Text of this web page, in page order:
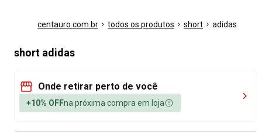
centauro.com.br todos os produtos short adidas
short adidas
Onde retirar perto de você
+10% OFFna próxima compra em loja